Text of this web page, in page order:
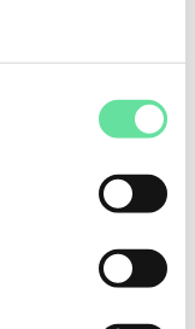
en toe te
te zetten om
experimenteren